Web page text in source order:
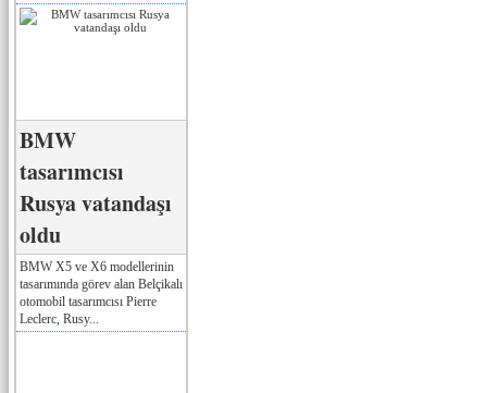
BMW
tasarımcısı
Rusya vatandaşı
oldu
BMW X5 ve X6 modellerinin
tasarımında görev alan Belçikalı
otomobil tasarımcısı Pierre
Leclerc, Rusy...